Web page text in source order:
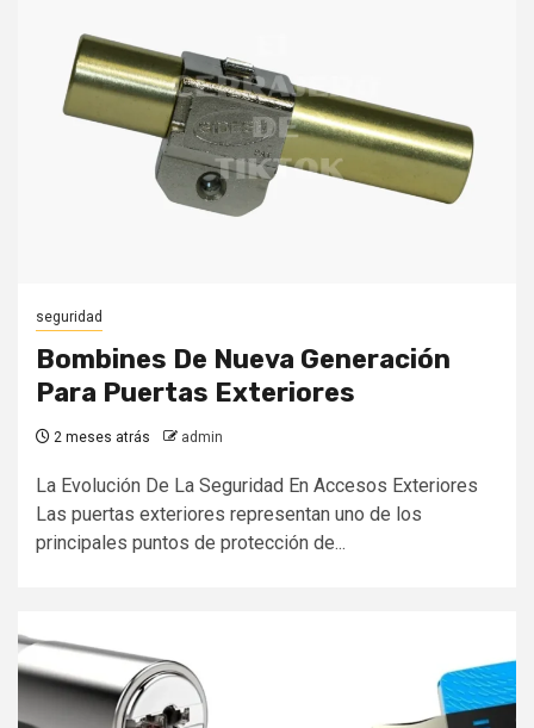
seguridad
Bombines De Nueva Generación
Para Puertas Exteriores
2 meses atrás admin
La Evolución De La Seguridad En Accesos Exteriores
Las puertas exteriores representan uno de los
principales puntos de protección de...